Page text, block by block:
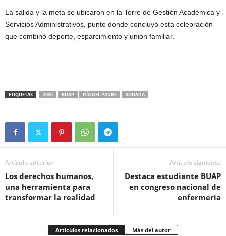
La salida y la meta se ubicaron en la Torre de Gestión Académica y
Servicios Administrativos, punto donde concluyó esta celebración
que combinó deporte, esparcimiento y unión familiar.
ETIQUETAS 2026 BUAP DÍA DEL PADRE RODADA
Artículo anterior
Los derechos humanos,
una herramienta para
transformar la realidad
Artículo siguiente
Destaca estudiante BUAP
en congreso nacional de
enfermería
Artículos relacionados Más del autor